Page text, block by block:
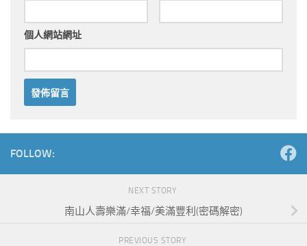
個人網站網址
FOLLOW:
NEXT STORY
南山人壽樂滿/幸福/美滿豐利(密碼解密)
PREVIOUS STORY